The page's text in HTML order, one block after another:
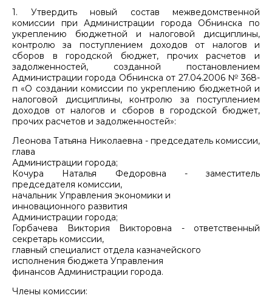
1. Утвердить новый состав межведомственной
комиссии при Администрации города Обнинска по
укреплению бюджетной и налоговой дисциплины,
контролю за поступлением доходов от налогов и
сборов в городской бюджет, прочих расчетов и
задолженностей, созданной постановлением
Администрации города Обнинска от 27.04.2006 № 368-
п «О создании комиссии по укреплению бюджетной и
налоговой дисциплины, контролю за поступлением
доходов от налогов и сборов в городской бюджет,
прочих расчетов и задолженностей»:
Леонова Татьяна Николаевна - председатель комиссии,
глава
Администрации города;
Кочура Наталья Федоровна - заместитель
председателя комиссии,
начальник Управления экономики и
инновационного развития
Администрации города;
Горбачева Виктория Викторовна - ответственный
секретарь комиссии,
главный специалист отдела казначейского
исполнения бюджета Управления
финансов Администрации города.
Члены комиссии: